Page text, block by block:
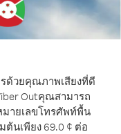
ด้วยคุณภาพเสียงที่ดี
Outคุณสามารถ
มายเลขโทรศัพท์พื้น
นเพียง 69.0 ¢ ต่อ